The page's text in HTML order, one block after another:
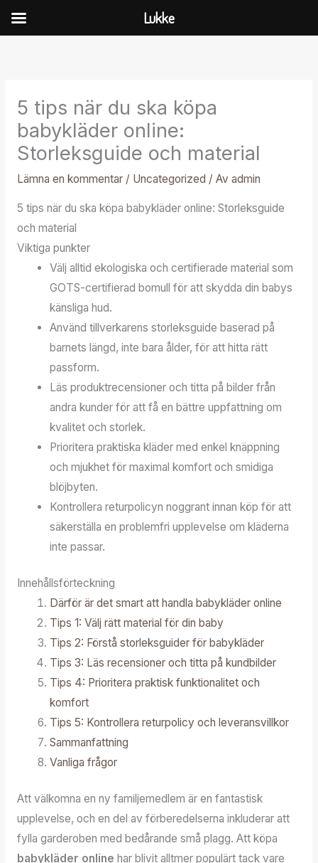
5 tips när du ska köpa
babykläder online:
Storleksguide och material
Lämna en kommentar / Uncategorized / Av admin
5 tips när du ska köpa babykläder online: Storleksguide
och material
Viktiga punkter
Välj alltid ekologiska och certifierade material som
GOTS-certifierad bomull för att skydda din babys
känsliga hud.
Använd tillverkarens storleksguide baserad på
barnets längd, inte bara ålder, för att hitta rätt
passform.
Läs produktrecensioner och titta på bilder från
andra kunder för att få en bättre uppfattning om
kvalitet och storlek.
Prioritera praktiska kläder med enkel knäppning
och mjukhet för maximal komfort och smidiga
blöjbyten.
Kontrollera returpolicyn noggrant innan köp för att
säkerställa en problemfri upplevelse om kläderna
inte passar.
Innehållsförteckning
Därför är det smart att handla babykläder online
Tips 1: Välj rätt material för din baby
Tips 2: Förstå storleksguider för babykläder
Tips 3: Läs recensioner och titta på kundbilder
Tips 4: Prioritera praktisk funktionalitet och
komfort
Tips 5: Kontrollera returpolicy och leveransvillkor
Sammanfattning
Vanliga frågor
Att välkomna en ny familjemedlem är en fantastisk
upplevelse, och en del av förberedelserna inkluderar att
fylla garderoben med bedårande små plagg. Att köpa
babykläder online har blivit alltmer populärt tack vare
Lukke